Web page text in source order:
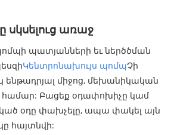
առաջ
պոմպի պատյանների եւ ներծծման
Կենտրոնախույս պոմպՉի
ենթադրյալ միջոց, մեխանիկական
համար: Բացեք օդափոխիչը կամ
օդը փախչելը, ապա փակել այն
հայտնվի: